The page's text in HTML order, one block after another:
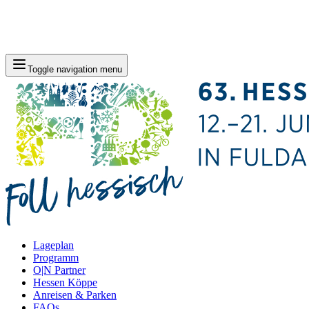
Toggle navigation menu
Lageplan
Programm
O|N Partner
Hessen Köppe
Anreisen & Parken